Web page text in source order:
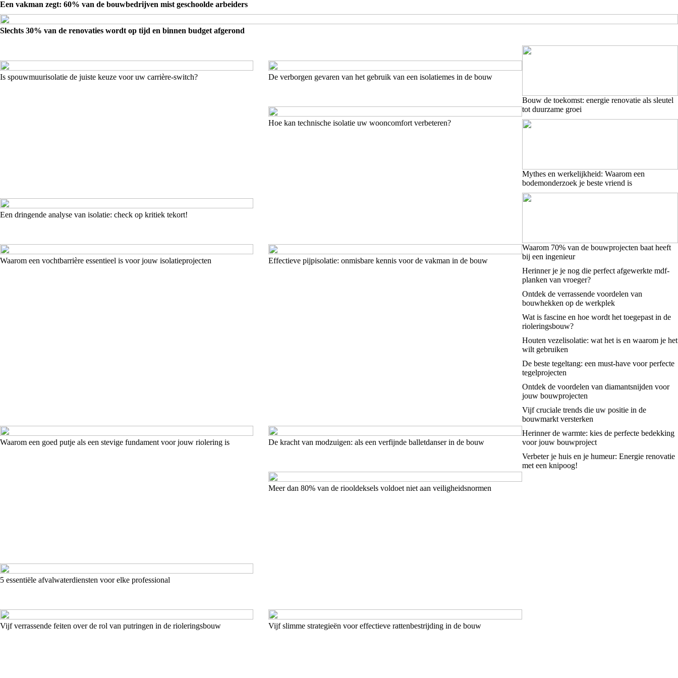
Een vakman zegt: 60% van de bouwbedrijven mist geschoolde arbeiders
Slechts 30% van de renovaties wordt op tijd en binnen budget afgerond
Is spouwmuurisolatie de juiste keuze voor uw carrière-switch?
Een dringende analyse van isolatie: check op kritiek tekort!
De verborgen gevaren van het gebruik van een isolatiemes in de bouw
Hoe kan technische isolatie uw wooncomfort verbeteren?
Waarom een vochtbarrière essentieel is voor jouw isolatieprojecten Effectieve pijpisolatie: onmisbare kennis voor de vakman in de bouw
Waarom een goed putje als een stevige fundament voor jouw riolering is
5 essentiële afvalwaterdiensten voor elke professional
De kracht van modzuigen: als een verfijnde balletdanser in de bouw
Meer dan 80% van de riooldeksels voldoet niet aan veiligheidsnormen
Vijf verrassende feiten over de rol van putringen in de rioleringsbouw Vijf slimme strategieën voor effectieve rattenbestrijding in de bouw
Bouw de toekomst: energie renovatie als sleutel
tot duurzame groei
Mythes en werkelijkheid: Waarom een
bodemonderzoek je beste vriend is
Waarom 70% van de bouwprojecten baat heeft
bij een ingenieur
Herinner je je nog die perfect afgewerkte mdf-
planken van vroeger?
Ontdek de verrassende voordelen van
bouwhekken op de werkplek
Wat is fascine en hoe wordt het toegepast in de
rioleringsbouw?
Houten vezelisolatie: wat het is en waarom je het
wilt gebruiken
De beste tegeltang: een must-have voor perfecte
tegelprojecten
Ontdek de voordelen van diamantsnijden voor
jouw bouwprojecten
Vijf cruciale trends die uw positie in de
bouwmarkt versterken
Herinner de warmte: kies de perfecte bedekking
voor jouw bouwproject
Verbeter je huis en je humeur: Energie renovatie
met een knipoog!